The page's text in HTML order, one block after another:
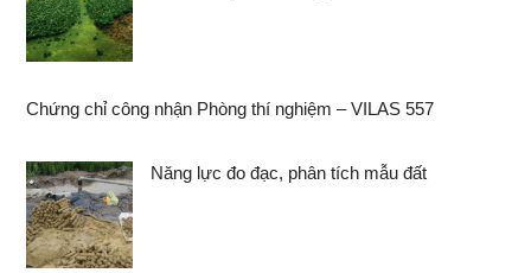
Chứng chỉ công nhận Phòng thí nghiệm – VILAS 557
Năng lực đo đạc, phân tích mẫu đất